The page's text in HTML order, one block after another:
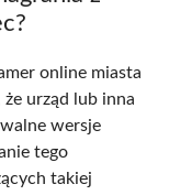
online miasta
urząd lub inna
wersje
tego
takiej